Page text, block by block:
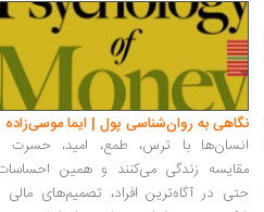
نگاهی به روان‌شناسی پول | ایما موسی‌زاده
انسان‌ها با ترس، طمع، امید، حسرت
مقایسه زندگی می‌کنند و همین
حتی در آگاه‌ترین افراد، تصمیم‌های مالی